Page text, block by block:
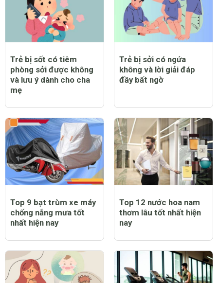
Trẻ bị sốt có tiêm
phòng sởi được không
và lưu ý dành cho cha
mẹ
Trẻ bị sởi có ngứa
không và lời giải đáp
đầy bất ngờ
Top 9 bạt trùm xe máy
chống nắng mưa tốt
nhất hiện nay
Top 12 nước hoa nam
thơm lâu tốt nhất hiện
nay